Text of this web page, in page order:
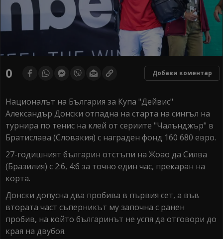
0 Добави коментар
Националът на България за Купа "Дейвис"
Александър Донски отпадна на старта на сингъл на
турнира по тенис на клей от сериите "Чалънджър" в
Братислава (Словакия) с награден фонд 160 680 евро.
27-годишният българин отстъпи на Жоао да Силва
(Бразилия) с 2:6, 4:6 за точно един час, прекаран на
корта.
Донски допусна два пробива в първия сет, а във
втората част съперникът му започна с ранен
пробив, на който българинът не успя да отговори до
края на двубоя.